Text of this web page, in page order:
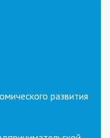
развития